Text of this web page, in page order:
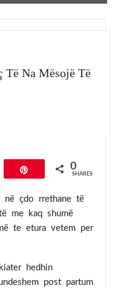
Na Mësojë Të
0
SHARES
në çdo rrethane të
me kaq shumë
te etura vetem per
hedhin
post partum